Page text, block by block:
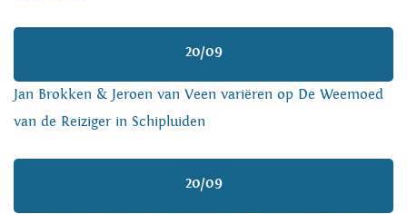
20/09
Jan Brokken & Jeroen van Veen variëren op De Weemoed
van de Reiziger in Schipluiden
20/09